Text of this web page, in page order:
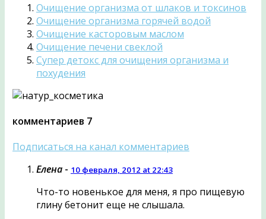
Очищение организма от шлаков и токсинов
Очищение организма горячей водой
Очищение касторовым маслом
Очищение печени свеклой
Супер детокс для очищения организма и
похудения
комментариев 7
Подписаться на канал комментариев
Елена - 10 февраля, 2012 at 22:43
Что-то новенькое для меня, я про пищевую
глину бетонит еще не слышала.